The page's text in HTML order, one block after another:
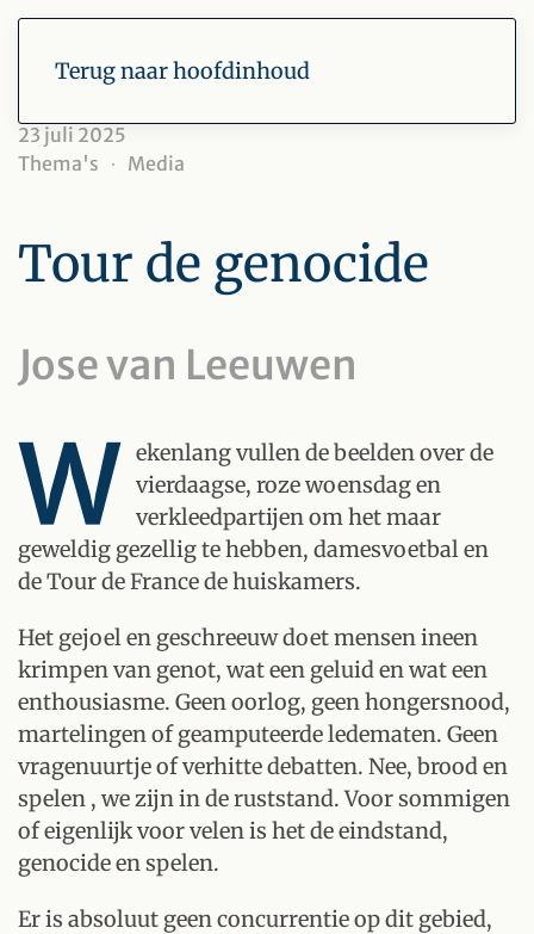
Terug naar hoofdinhoud
23 juli 2025
Thema's
Media
Tour de genocide
Jose van Leeuwen
W ekenlang vullen de beelden over de
vierdaagse, roze woensdag en
verkleedpartijen om het maar
geweldig gezellig te hebben, damesvoetbal en
de Tour de France de huiskamers.
Het gejoel en geschreeuw doet mensen ineen
krimpen van genot, wat een geluid en wat een
enthousiasme. Geen oorlog, geen hongersnood,
martelingen of geamputeerde ledematen. Geen
vragenuurtje of verhitte debatten. Nee, brood en
spelen , we zijn in de ruststand. Voor sommigen
of eigenlijk voor velen is het de eindstand,
genocide en spelen.
Er is absoluut geen concurrentie op dit gebied,